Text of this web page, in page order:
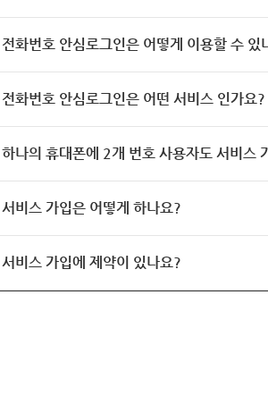
전화번호 안심로그인은 어떻게 이용할 수 있
전화번호 안심로그인은 어떤 서비스 인가요?
하나의 휴대폰에 2개 번호 사용자도 서비스
서비스 가입은 어떻게 하나요?
서비스 가입에 제약이 있나요?